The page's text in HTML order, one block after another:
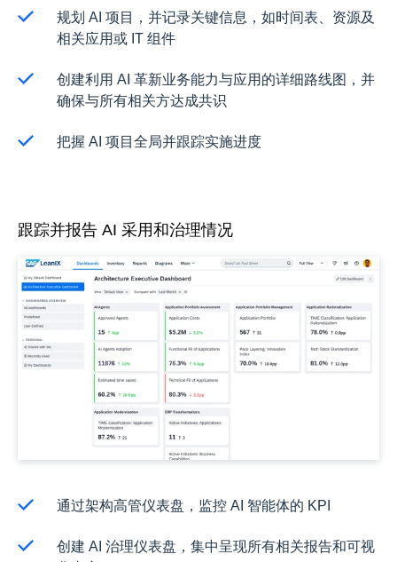
规划 AI 项目，并记录关键信息，如时间表、资源及
相关应用或 IT 组件
创建利用 AI 革新业务能力与应用的详细路线图，并
确保与所有相关方达成共识
把握 AI 项目全局并跟踪实施进度
跟踪并报告 AI 采用和治理情况
通过架构高管仪表盘，监控 AI 智能体的 KPI
创建 AI 治理仪表盘，集中呈现所有相关报告和可视